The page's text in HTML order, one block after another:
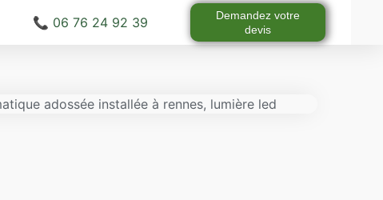
📞 06 76 24 92 39
Demandez votre
devis